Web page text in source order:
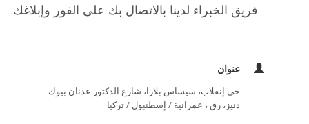
فريق الخبراء لدينا بالاتصال بك على الفور وإبلاغك.
عنوان
حي إنقلاب، سيساس بلازا، شارع الدكتور عدنان بيوك
دنيز، رق ، عمرانية / إسطنبول / تركيا